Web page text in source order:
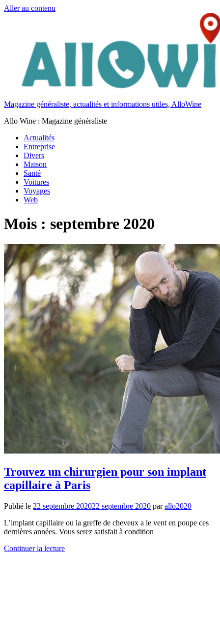
Aller au contenu
Magazine généraliste, actualités et informations utiles, AlloWine
Allo Wine : Magazine généraliste
Actualités
Entreprise
Divers
Maison
Santé
Voitures
Voyages
Web
Mois : septembre 2020
Trouvez un chirurgien pour son implant
capillaire à Paris
Publié le 22 septembre 202022 septembre 2020 parallo2020
L’implant capillaire ou la greffe de cheveux a le vent en poupe ces
dernières années. Vous serez satisfait à condition
Continuer la lecture